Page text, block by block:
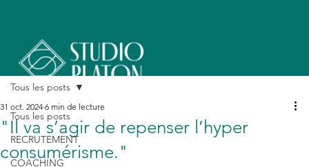
Tous les posts
RECRUTEMENT
COACHING
Tous les posts
"Il va s’agir de repenser l’hyper
consumérisme."
31 oct. 2024 6 min de lecture